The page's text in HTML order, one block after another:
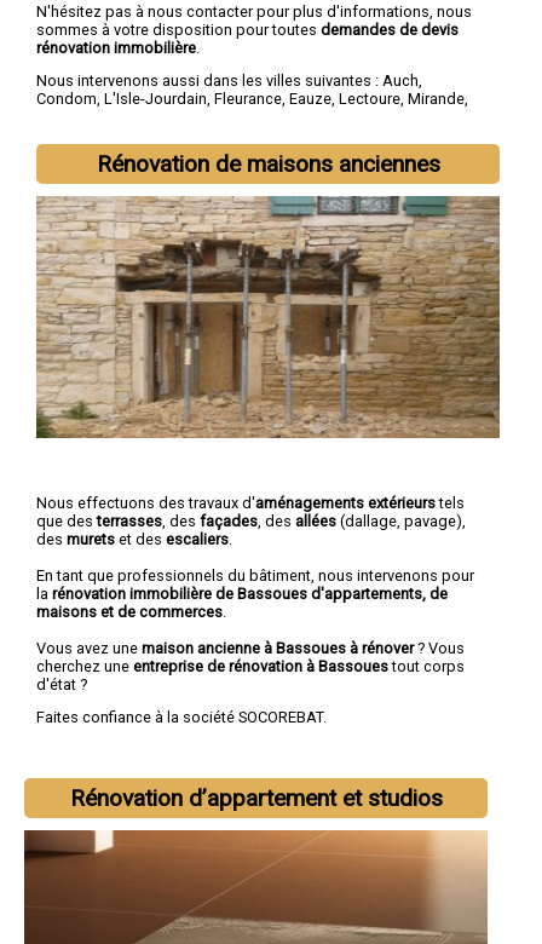
N'hésitez pas à nous contacter pour plus d'informations, nous
sommes à votre disposition pour toutes demandes de devis
rénovation immobilière
Nous intervenons aussi dans les villes suivantes : Auch,
Condom, L'Isle-Jourdain, Fleurance, Eauze, Lectoure, Mirande,
Rénovation de maisons anciennes
Nous effectuons des travaux d'aménagements extérieurstels
que desterrasses , des façades , des allées (dallage, pavage),
des murets et des escaliers
En tant que professionnels du bâtiment, nous intervenons pour
la rénovation immobilière de Bassoues d'appartements, de
maisons et de commerces
Vous avez une maison ancienne à Bassoues à rénover? Vous
cherchez une entreprise de rénovation à Bassouestout corps
d'état ?
Faites confiance à la société SOCOREBAT.
Rénovation d’appartement et studios